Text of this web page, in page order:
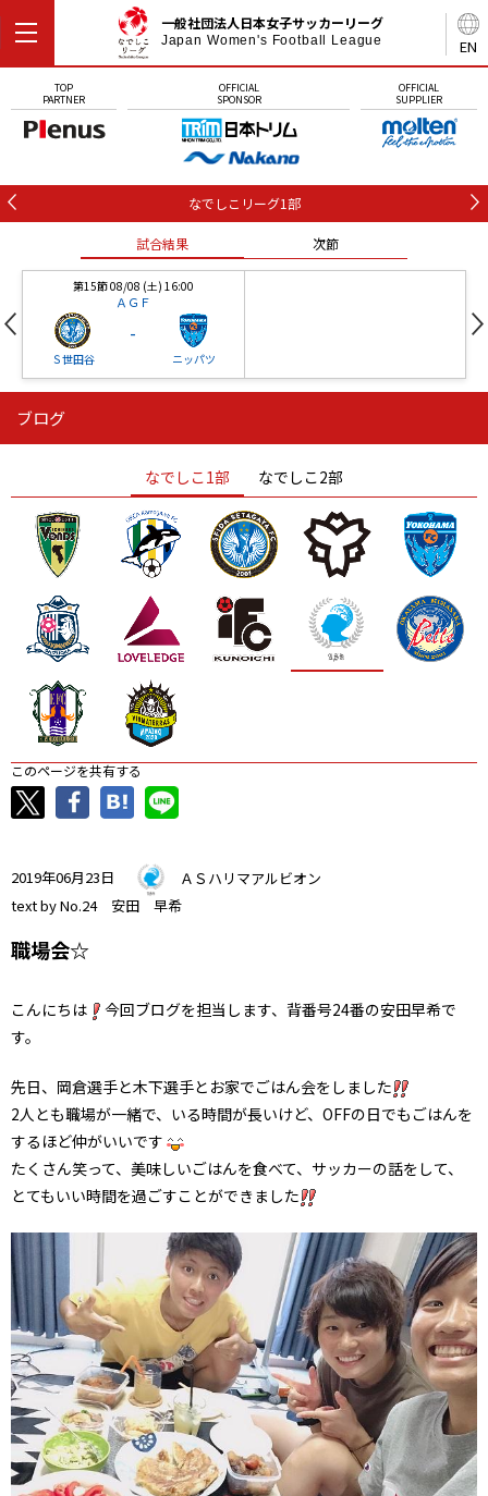
EN
一般社団法人日本女子サッカーリーグ
Japan Women's Football League
TOP
PARTNER
OFFICIAL
SPONSOR
OFFICIAL
SUPPLIER
なでしこリーグ1部
試合結果 次節
第15節 08/08 (土) 16:00
ＡＧＦ
Ｓ世田谷
-
ニッパツ
ニッパツ
ニッパツ 名古屋
石人の星
静岡 愛媛Ｌ
ブログ
なでしこ1部 なでしこ2部
このページを共有する
2019年06月23日
ＡＳハリマアルビオン
text by No.24 安田 早希
職場会☆
こんにちは
今回ブログを担当します、背番号24番の安田早希で
す。
先日、岡倉選手と木下選手とお家でごはん会をしました
2人とも職場が一緒で、いる時間が長いけど、OFFの日でもごはんを
するほど仲がいいです
たくさん笑って、美味しいごはんを食べて、サッカーの話をして、
とてもいい時間を過ごすことができました